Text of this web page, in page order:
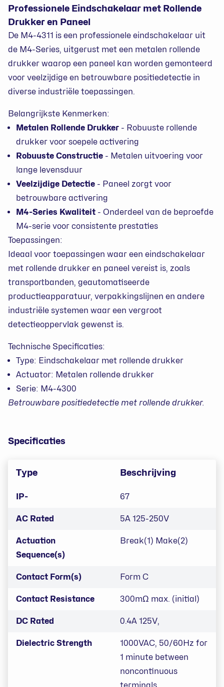
Professionele Eindschakelaar met Rollende
Drukker en Paneel
De M4-4311 is een professionele eindschakelaar uit
de M4-Series, uitgerust met een metalen rollende
drukker waarop een paneel kan worden gemonteerd
voor veelzijdige en betrouwbare positiedetectie in
diverse industriële toepassingen.
Belangrijkste Kenmerken:
Metalen Rollende Drukker - Robuuste rollende
drukker voor soepele activering
Robuuste Constructie - Metalen uitvoering voor
lange levensduur
Veelzijdige Detectie - Paneel zorgt voor
betrouwbare activering
M4-Series Kwaliteit - Onderdeel van de beproefde
M4-serie voor consistente prestaties
Toepassingen:
Ideaal voor toepassingen waar een eindschakelaar
met rollende drukker en paneel vereist is, zoals
transportbanden, geautomatiseerde
productieapparatuur, verpakkingslijnen en andere
industriële systemen waar een vergroot
detectieoppervlak gewenst is.
Technische Specificaties:
Type: Eindschakelaar met rollende drukker
Actuator: Metalen rollende drukker
Serie: M4-4300
Betrouwbare positiedetectie met rollende drukker.
Specificaties
Type Beschrijving
IP- 67
AC Rated 5A 125-250V
Actuation
Sequence(s)
Break(1) Make(2)
Contact Form(s) Form C
Contact Resistance 300mΩ max. (initial)
DC Rated 0.4A 125V,
Dielectric Strength
1000VAC, 50/60Hz for
1 minute between
noncontinuous